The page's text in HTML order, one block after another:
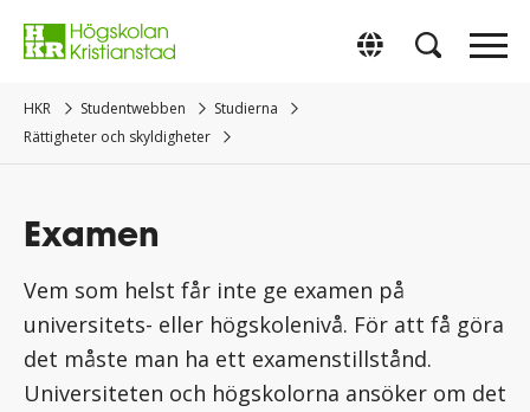
direkt
Switch to
HKR Studentwebben
Studierna
Rättigheter och skyldigheter
Examen
Vem som helst får inte ge examen på
universitets- eller högskolenivå. För att få göra
det måste man ha ett examenstillstånd.
Universiteten och högskolorna ansöker om det